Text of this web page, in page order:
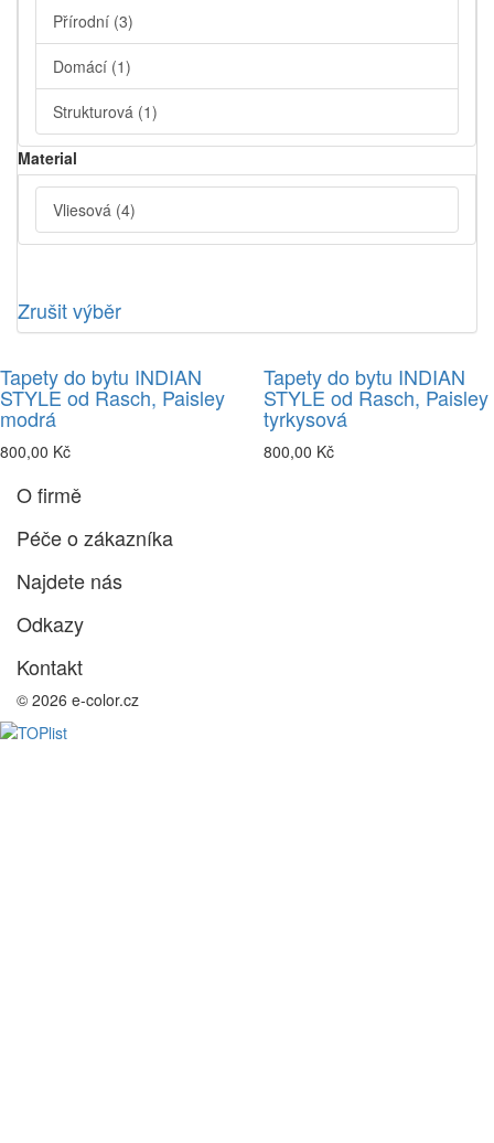
Přírodní (3)
Domácí (1)
Strukturová (1)
Material
Vliesová (4)
Zrušit výběr
Tapety do bytu INDIAN
STYLE od Rasch, Paisley
modrá
800,00 Kč
Tapety do bytu INDIAN
STYLE od Rasch, Paisley
tyrkysová
800,00 Kč
O firmě
Péče o zákazníka
Najdete nás
Odkazy
Kontakt
© 2026 e-color.cz